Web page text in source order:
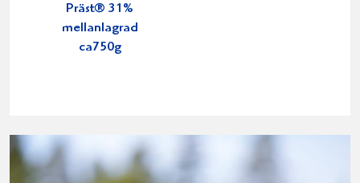
Präst® 31%
mellanlagrad
ca750g